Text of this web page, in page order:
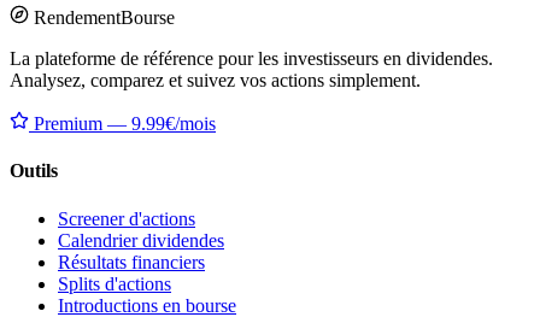
RendementBourse
La plateforme de référence pour les investisseurs en dividendes.
Analysez, comparez et suivez vos actions simplement.
Premium — 9.99€/mois
Outils
Screener d'actions
Calendrier dividendes
Résultats financiers
Splits d'actions
Introductions en bourse